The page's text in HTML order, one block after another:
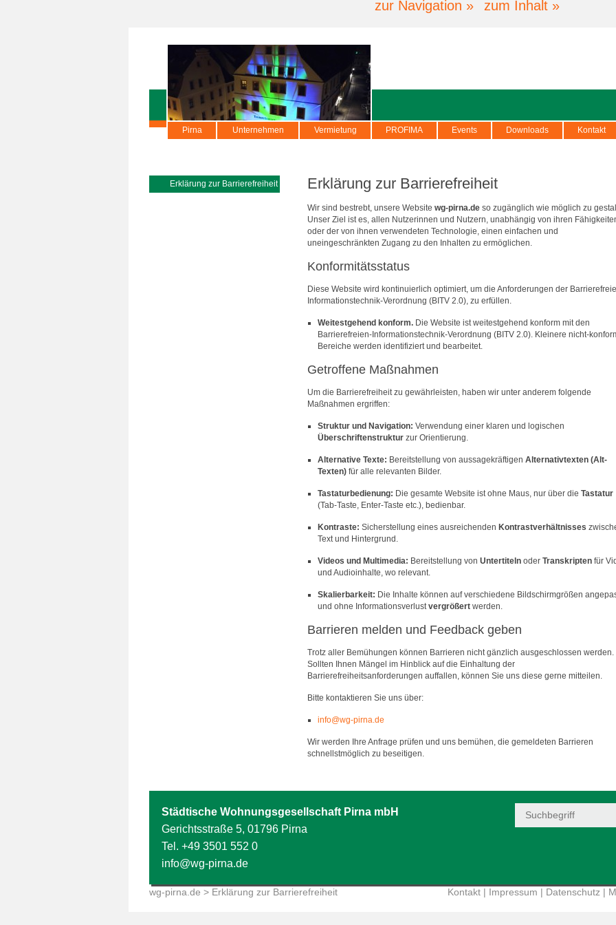
zur Navigation » zum Inhalt »
Pirna Unternehmen Vermietung PROFIMA Events Downloads Kontakt
Erklärung zur Barrierefreiheit Erklärung zur Barrierefreiheit
Wir sind bestrebt, unsere Website wg-pirna.de so zugänglich wie möglich zu
Unser Ziel ist es, allen Nutzerinnen und Nutzern, unabhängig von ihren
oder der von ihnen verwendeten Technologie, einen einfachen und
uneingeschränkten Zugang zu den Inhalten zu ermöglichen.
Konformitätsstatus
Diese Website wird kontinuierlich optimiert, um die Anforderungen der
Informationstechnik-Verordnung (BITV 2.0), zu erfüllen.
Weitestgehend konform. Die Website ist weitestgehend konform mit den
Barrierefreien-Informationstechnik-Verordnung (BITV 2.0). Kleinere nicht-
Bereiche werden identifiziert und bearbeitet.
Getroffene Maßnahmen
Um die Barrierefreiheit zu gewährleisten, haben wir unter anderem folgende
Maßnahmen ergriffen:
Struktur und Navigation: Verwendung einer klaren und logischen
Überschriftenstruktur zur Orientierung.
Alternative Texte: Bereitstellung von aussagekräftigen Alternativtexten (Alt-
Texten) für alle relevanten Bilder.
Tastaturbedienung: Die gesamte Website ist ohne Maus, nur über die Tastatur
(Tab-Taste, Enter-Taste etc.), bedienbar.
Kontraste: Sicherstellung eines ausreichenden Kontrastverhältnisses
Text und Hintergrund.
Videos und Multimedia: Bereitstellung von Untertiteln oder Transkripten für
und Audioinhalte, wo relevant.
Skalierbarkeit: Die Inhalte können auf verschiedene Bildschirmgrößen
und ohne Informationsverlustvergrößert werden.
Barrieren melden und Feedback geben
Trotz aller Bemühungen können Barrieren nicht gänzlich ausgeschlossen werden.
Sollten Ihnen Mängel im Hinblick auf die Einhaltung der
Barrierefreiheitsanforderungen auffallen, können Sie uns diese gerne mitteilen.
Bitte kontaktieren Sie uns über:
info@wg-pirna.de
Wir werden Ihre Anfrage prüfen und uns bemühen, die gemeldeten Barrieren
schnellstmöglich zu beseitigen.
Städtische Wohnungsgesellschaft Pirna mbH
Gerichtsstraße 5, 01796 Pirna
Tel. +49 3501 552 0
info@wg-pirna.de
wg-pirna.de > Erklärung zur Barrierefreiheit Kontakt | Impressum | Datenschutz |